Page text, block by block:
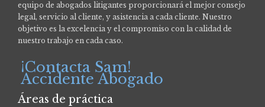
equipo de abogados litigantes proporcionará el mejor consejo
legal, servicio al cliente, y asistencia a cada cliente. Nuestro
objetivo es la excelencia y el compromiso con la calidad de
nuestro trabajo en cada caso.
¡Contacta Sam!
Accidente Abogado
Áreas de práctica